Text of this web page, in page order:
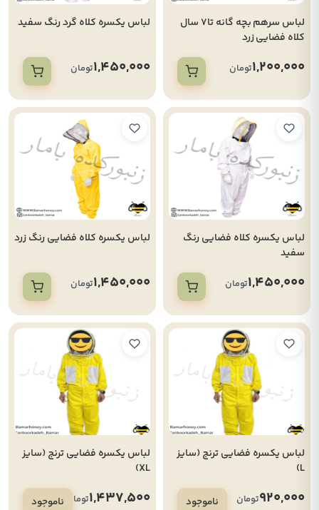
لباس سرهم بچه گانه تا7 سال
کلاه فضایی زرد
1,200,000تومان
لباس یکسره کلاه گرد رنگ سفید
1,450,000تومان
لباس یکسره کلاه فضایی رنگ
سفید
1,450,000تومان
لباس یکسره کلاه فضایی رنگ زرد
1,450,000تومان
لباس یکسره فضایی ترنج (سایز
L)
920,000تومان ناموجود
لباس یکسره فضایی ترنج (سایز
XL)
1,437,500تومان ناموجود